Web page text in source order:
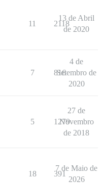
11 2118
13 de Abril
de 2020
7 816
4 de
Setembro de
2020
5 1279
27 de
Novembro
de 2018
18 391
7 de Maio de
2026